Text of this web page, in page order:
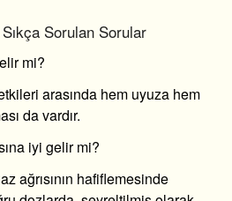
Sorulan Sorular
mi?
arasında hem uyuza hem
da vardır.
iyi gelir mi?
ağrısının hafiflemesinde